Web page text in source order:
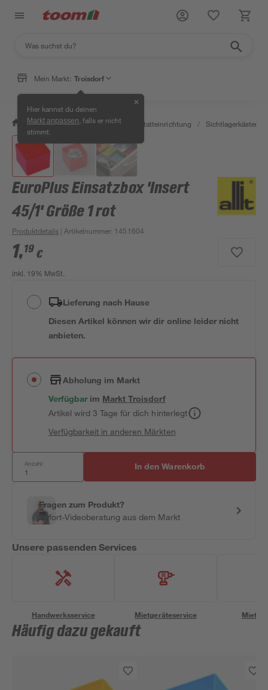
Mein Markt: Troisdorf
Hier kannst du deinen
Markt anpassen , falls er nicht
stimmt.
✕
/ Werkstatt & Maschinen / Werkstatteinrichtung / Sichtlagerkästen
EuroPlus Einsatzbox 'Insert
45/1' Größe 1 rot
Produktdetails | Artikelnummer: 1451604
1,19 €
inkl. 19% MwSt.
Lieferung nach Hause
Diesen Artikel können wir dir online leider nicht
anbieten.
Abholung im Markt
Verfügbar im MarktTroisdorf
Artikel wird 3 Tage für dich hinterlegt
Verfügbarkeit in anderen Märkten
Anzahl: In den Warenkorb
Fragen zum Produkt?
Sofort-Videoberatung aus dem Markt
Unsere passenden Services
Handwerksservice Mietgeräteservice
Häufig dazu gekauft